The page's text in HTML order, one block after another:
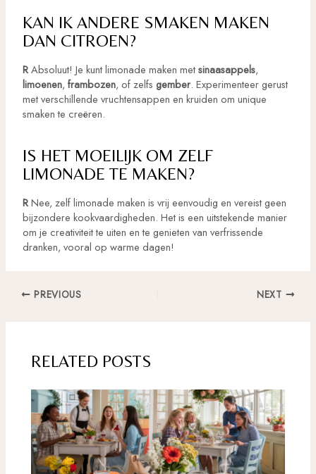
KAN IK ANDERE SMAKEN MAKEN
DAN CITROEN?
RAbsoluut! Je kunt limonade maken metsinaasappels,
limoenen, frambozen, of zelfs gember. Experimenteer gerust
met verschillende vruchtensappen en kruiden om unique
smaken te creëren.
IS HET MOEILIJK OM ZELF
LIMONADE TE MAKEN?
RNee, zelf limonade maken is vrij eenvoudig en vereist geen
bijzondere kookvaardigheden. Het is een uitstekende manier
om je creativiteit te uiten en te genieten van verfrissende
dranken, vooral op warme dagen!
Post
PREVIOUS NEXT
RELATED POSTS